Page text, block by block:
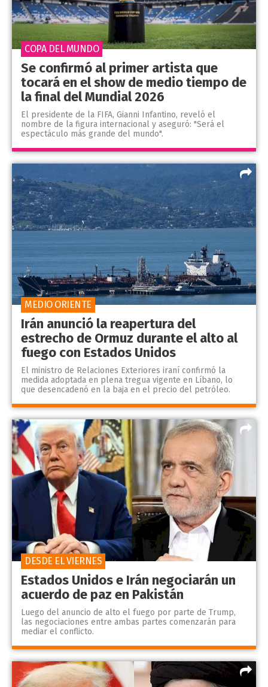
Se confirmó al primer artista que
tocará en el show de medio tiempo de
la final del Mundial 2026
El presidente de la FIFA, Gianni Infantino, reveló el
nombre de la figura internacional y aseguró: "Será el
espectáculo más grande del mundo".
COPA DEL MUNDO
Irán anunció la reapertura del
estrecho de Ormuz durante el alto al
fuego con Estados Unidos
El ministro de Relaciones Exteriores iraní confirmó la
medida adoptada en plena tregua vigente en Líbano, lo
que desencadenó en la baja en el precio del petróleo.
MEDIO ORIENTE
Estados Unidos e Irán negociarán un
acuerdo de paz en Pakistán
Luego del anuncio de alto el fuego por parte de Trump,
las negociaciones entre ambas partes comenzarán para
mediar el conflicto.
DESDE EL VIERNES